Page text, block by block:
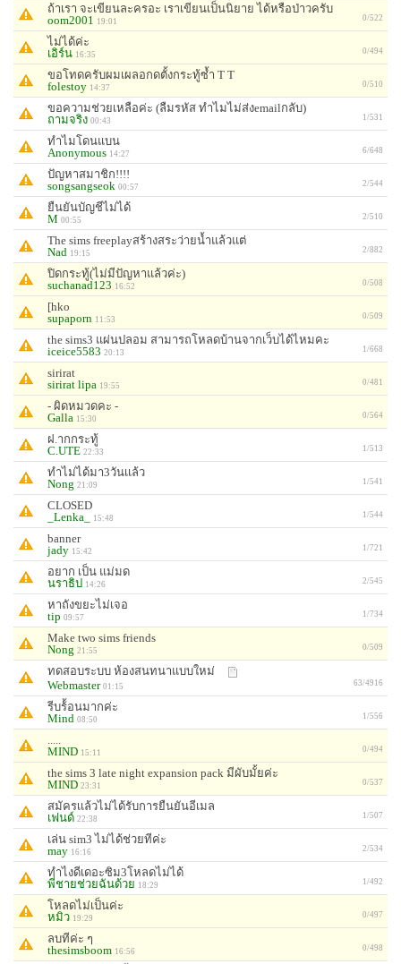
ถ้าเรา จะเขียนละครอะ เราเขียนเป็นนิยาย ได้หรือป่าวครับ
oom2001
19:01 0/522
ไม่ได้ค่ะ
เอิร์น 16:35 0/494
ขอโทดครับผมเผลอกดตั้งกระทู้ซ้ำ T T
folestoy 14:37 0/510
ขอความช่วยเหลือค่ะ (ลืมรหัส ทำไมไม่ส่งemailกลับ)
ถามจริง 00:43 1/531
ทำไมโดนแบน
Anonymous 14:27 6/648
ปัญหาสมาชิก!!!!
songsangseok 00:57 2/544
ยืนยันบัญชีไม่ได้
M 00:55 2/510
The sims freeplayสร้างสระว่ายน้ำแล้วแต่
Nad 19:15 2/882
ปิดกระทู้(ไม่มีปัญหาแล้วค่ะ)
suchanad123 16:52 0/508
[hko
supaporn 11:53 0/509
the sims3 แผ่นปลอม สามารถโหลดบ้านจากเว็บได้ไหมคะ
iceice5583 20:13 1/668
sirirat
sirirat lipa 19:55 0/481
- ผิดหมวดคะ -
Galla 15:30 0/564
ฝ.ากกระทู้
C.UTE 22:33 1/513
ทำไม่ได้มา3วันเเล้ว
Nong 21:09 1/541
CLOSED
_Lenka_
15:48 1/544
banner
jady 15:42 1/721
อยาก เป็น แม่มด
นราธิป
14:26 2/545
หาถังขยะไม่เจอ
tip 09:57 1/734
Make two sims friends
Nong 21:55 0/509
ทดสอบระบบ ห้องสนทนาแบบใหม่
Webmaster 01:15 63/4916
รีบร้้อนมากค่ะ
Mind 08:50 1/556
MIND 15:11 0/494
the sims 3 late night expansion pack มีผับมั้ยค่ะ
MIND 23:31 0/537
สมัครเเล้วไม่ได้รับการยืนยันอีเมล
เฟนด์ 22:38 1/507
เล่น sim3 ไม่ได้ช่วยทีค่ะ
may 16:16 2/534
ทำไงดีเดอะซิม3โหลดไม่ได้
พี่ชายช่วยฉันด้วย 18:29 1/492
โหลดไม่เป็นค่ะ
หมิว 19:29 0/497
ลบทีค่ะ ๆ
thesimsboom 16:56 0/498